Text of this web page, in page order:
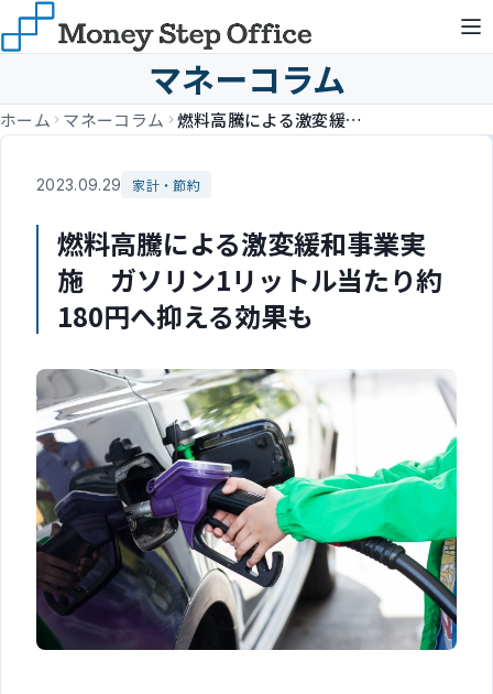
マネーコラム
ホーム マネーコラム 燃料高騰による激変緩和事業実施 ガソリン1リットル当たり約180円へ抑える効果も
2023.09.29 家計・節約
燃料高騰による激変緩和事業実
施 ガソリン1リットル当たり約
180円へ抑える効果も